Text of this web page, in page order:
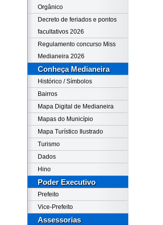
Orgânico
Decreto de feriados e pontos
facultativos 2026
Regulamento concurso Miss
Medianeira 2026
Conheça Medianeira
Histórico / Símbolos
Bairros
Mapa Digital de Medianeira
Mapas do Município
Mapa Turístico Ilustrado
Turismo
Dados
Hino
Poder Executivo
Prefeito
Vice-Prefeito
Assessorias